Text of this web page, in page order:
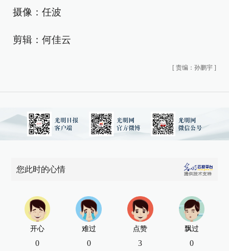
摄像：任波
剪辑：何佳云
[ 责编：孙鹏宇 ]
您此时的心情
开心
0
难过
0
点赞
3
飘过
0